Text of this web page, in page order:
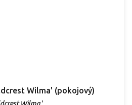
Wilma' (pokojový)